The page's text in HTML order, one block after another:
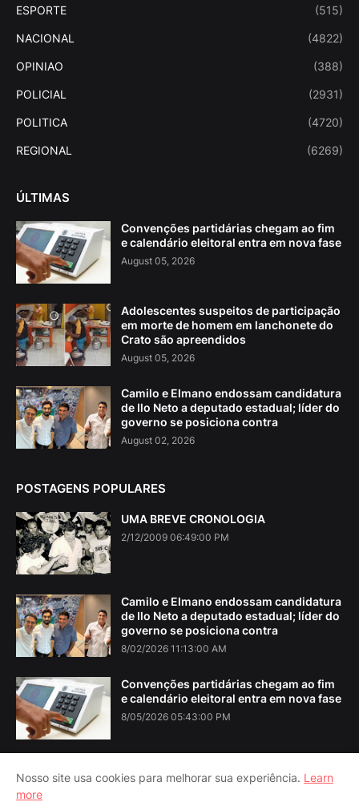
ESPORTE (515)
NACIONAL (4822)
OPINIAO (388)
POLICIAL (2931)
POLITICA (4720)
REGIONAL (6269)
ÚLTIMAS
Convenções partidárias chegam ao fim
e calendário eleitoral entra em nova fase
August 05, 2026
Adolescentes suspeitos de participação
em morte de homem em lanchonete do
Crato são apreendidos
August 05, 2026
Camilo e Elmano endossam candidatura
de Ilo Neto a deputado estadual; líder do
governo se posiciona contra
August 02, 2026
POSTAGENS POPULARES
UMA BREVE CRONOLOGIA
2/12/2009 06:49:00 PM
Camilo e Elmano endossam candidatura
de Ilo Neto a deputado estadual; líder do
governo se posiciona contra
8/02/2026 11:13:00 AM
Convenções partidárias chegam ao fim
e calendário eleitoral entra em nova fase
8/05/2026 05:43:00 PM
Nosso site usa cookies para melhorar sua experiência. Learn
more